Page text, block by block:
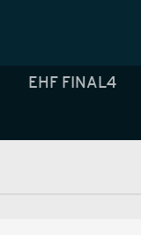
EHF FINAL4